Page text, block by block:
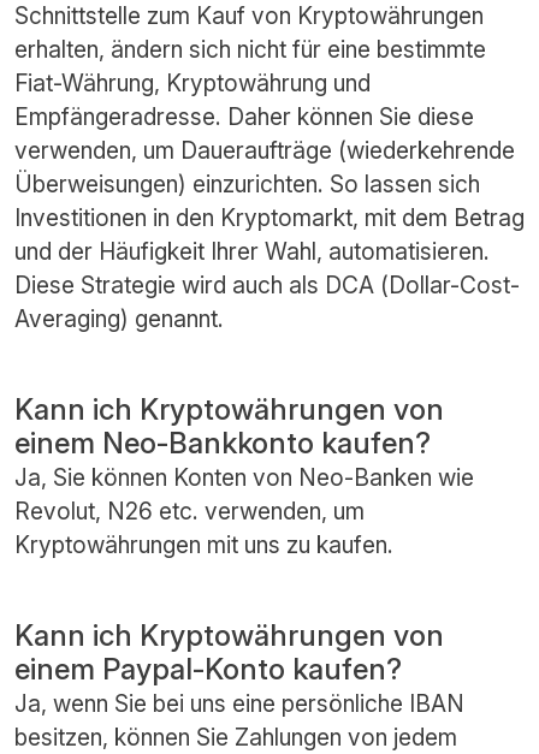
Schnittstelle zum Kauf von Kryptowährungen
erhalten, ändern sich nicht für eine bestimmte
Fiat-Währung, Kryptowährung und
Empfängeradresse. Daher können Sie diese
verwenden, um Daueraufträge (wiederkehrende
Überweisungen) einzurichten. So lassen sich
Investitionen in den Kryptomarkt, mit dem Betrag
und der Häufigkeit Ihrer Wahl, automatisieren.
Diese Strategie wird auch als DCA (Dollar-Cost-
Averaging) genannt.
Kann ich Kryptowährungen von
einem Neo-Bankkonto kaufen?
Ja, Sie können Konten von Neo-Banken wie
Revolut, N26 etc. verwenden, um
Kryptowährungen mit uns zu kaufen.
Kann ich Kryptowährungen von
einem Paypal-Konto kaufen?
Ja, wenn Sie bei uns eine persönliche IBAN
besitzen, können Sie Zahlungen von jedem